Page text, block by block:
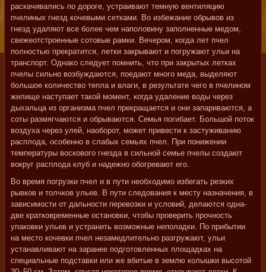
раскачивались по дороге, устраивают темную вентиляцию
пчелиных гнезд кочевыми сетками. Во избежание обрывов из
гнезд удаляют все более чем наполовину заполненные медом,
свежеотстроенные сотовые рамки. Вечером, когда лет пчел
полностью прекратится, летки закрывают и погружают ульи на
транспорт. Однако следует помнить, что при закрытых летках
пчелы сильно возбуждаются, поедают много меда, выделяют
большое количество тепла и влаги, в результате чего в пчелином
жилище наступает такой момент, когда удаление воды через
дыхальца из организма пчел прекращается и они запариваются, а
соты размягчаются и обрываются. Семья погибает. Большой поток
воздуха через улей, наоборот, может привести к застуживанию
расплода, особенно в слабых семьях пчел. При понижении
температуры воскового гнезда в сильной семье пчелы создают
вокруг расплода клуб и надежно обогревают его.
Во время погрузки пчел и в пути необходимо избегать резких
рывков и толчков ульев. В пути следования к месту назначения, в
зависимости от дальности перевозки и условий, делаются одна-
две кратковременные остановки, чтобы проверить прочность
упаковки ульев и устранить возможные неполадки. По прибытии
на место кочевки пчел незамедлительно разгружают, ульи
устанавливают на заранее подготовленных площадках на
специальные подставки или же вбитые в землю колышки высотой